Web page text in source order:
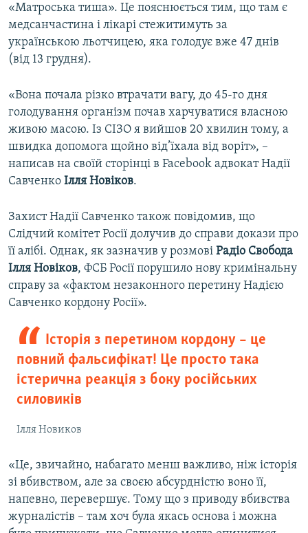
«Матроська тиша». Це пояснюється тим, що там є
медсанчастина і лікарі стежитимуть за
українською льотчицею, яка голодує вже 47 днів
(від 13 грудня).
«Вона почала різко втрачати вагу, до 45-го дня
голодування організм почав харчуватися власною
живою масою. Із СІЗО я вийшов 20 хвилин тому, а
швидка допомога щойно від’їхала від воріт», –
написав на своїй сторінці в Facebook адвокат Надії
Савченко Ілля Новіков.
Захист Надії Савченко також повідомив, що
Слідчий комітет Росії долучив до справи докази про
її алібі. Однак, як зазначив у розмові Радіо Свобода
Ілля Новіков, ФСБ Росії порушило нову кримінальну
справу за «фактом незаконного перетину Надією
Савченко кордону Росії».
Історія з перетином кордону – це
повний фальсифікат! Це просто така
істерична реакція з боку російських
силовиків
Ілля Новиков
«Це, звичайно, набагато менш важливо, ніж історія
зі вбивством, але за своєю абсурдністю воно її,
напевно, перевершує. Тому що з приводу вбивства
журналістів – там хоч була якась основа і можна